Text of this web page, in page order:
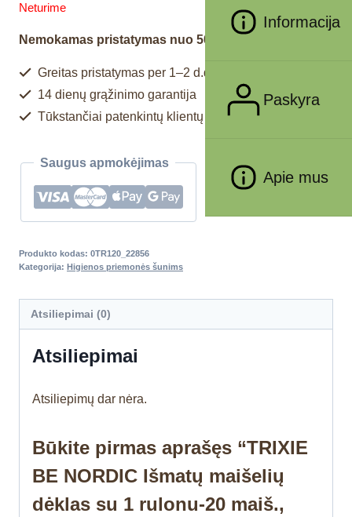
Informacija
Paskyra
Apie mus
Neturime
Nemokamas pristatymas nuo 50€
Greitas pristatymas per 1–2 d.d.
14 dienų grąžinimo garantija
Tūkstančiai patenkintų klientų
Saugus apmokėjimas
Produkto kodas: 0TR120_22856
Kategorija: Higienos priemonės šunims
Atsiliepimai (0)
Atsiliepimai
Atsiliepimų dar nėra.
Būkite pirmas aprašęs “TRIXIE
BE NORDIC Išmatų maišelių
dėklas su 1 rulonu-20 maiš.,